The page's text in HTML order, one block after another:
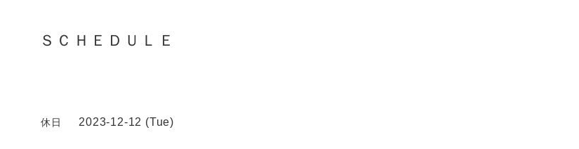
ＳＣＨＥＤＵＬＥ
休日 2023-12-12 (Tue)